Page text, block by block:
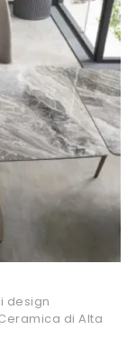
design
di Alta